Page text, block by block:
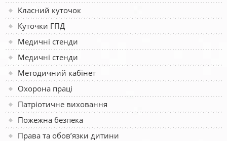
Класний куточок
Куточки ГПД
Медичні стенди
Медичні стенди
Методичний кабінет
Охорона праці
Патріотичне виховання
Пожежна безпека
Права та обов’язки дитини